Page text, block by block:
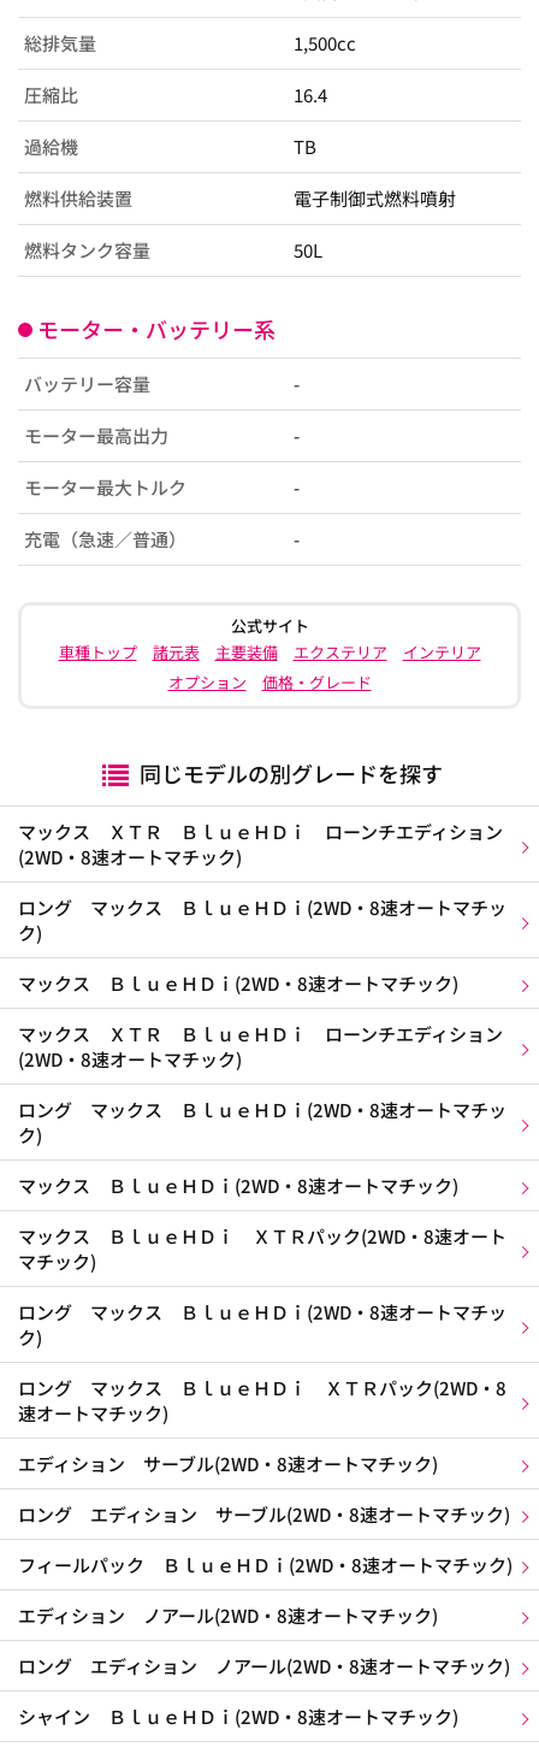
総排気量 1,500cc
圧縮比 16.4
過給機 TB
燃料供給装置 電子制御式燃料噴射
燃料タンク容量 50L
モーター・バッテリー系
バッテリー容量 -
モーター最高出力 -
モーター最大トルク -
充電（急速／普通） -
公式サイト
車種トップ
諸元表 主要装備 エクステリア
インテリア
オプション
価格・グレード
同じモデルの別グレードを探す
マックス ＸＴＲ ＢｌｕｅＨＤｉ ローンチエディション
(2WD・8速オートマチック)
ロング マックス ＢｌｕｅＨＤｉ(2WD・8速オートマチッ
ク)
マックス ＢｌｕｅＨＤｉ(2WD・8速オートマチック)
マックス ＸＴＲ ＢｌｕｅＨＤｉ ローンチエディション
(2WD・8速オートマチック)
ロング マックス ＢｌｕｅＨＤｉ(2WD・8速オートマチッ
ク)
マックス ＢｌｕｅＨＤｉ(2WD・8速オートマチック)
マックス ＢｌｕｅＨＤｉ ＸＴＲパック(2WD・8速オート
マチック)
ロング マックス ＢｌｕｅＨＤｉ(2WD・8速オートマチッ
ク)
ロング マックス ＢｌｕｅＨＤｉ ＸＴＲパック(2WD・8
速オートマチック)
エディション サーブル(2WD・8速オートマチック)
ロング エディション サーブル(2WD・8速オートマチック)
フィールパック ＢｌｕｅＨＤｉ(2WD・8速オートマチック)
エディション ノアール(2WD・8速オートマチック)
ロング エディション ノアール(2WD・8速オートマチック)
シャイン ＢｌｕｅＨＤｉ(2WD・8速オートマチック)